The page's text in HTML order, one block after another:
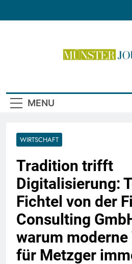
MENU
WIRTSCHAFT
Tradition trifft
Digitalisierung:
Fichtel von der
Consulting
warum moderne
für Metzger